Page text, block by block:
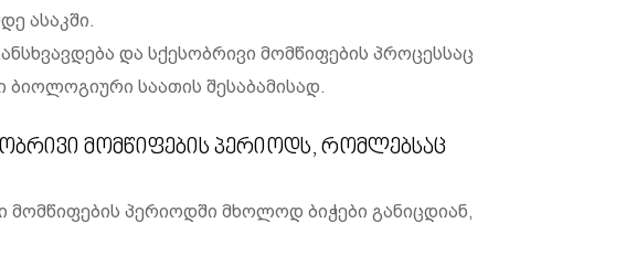
ასაკში.
და სქესობრივი მომწიფების პროცესსაც
ბიოლოგიური საათის შესაბამისად.
მომწიფების პერიოდს, რომლებსაც
პერიოდში მხოლოდ ბიჭები განიცდიან,